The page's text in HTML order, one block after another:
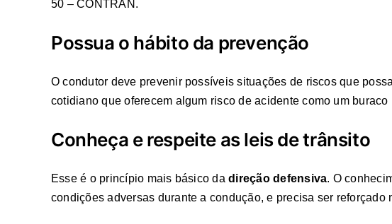
50 – CONTRAN.
Possua o hábito da prevenção
O condutor deve prevenir possíveis situações de riscos que
cotidiano que oferecem algum risco de acidente como um
Conheça e respeite as leis de trânsito
Esse é o princípio mais básico dadireção defensiva. O
condições adversas durante a condução, e precisa ser reforçado